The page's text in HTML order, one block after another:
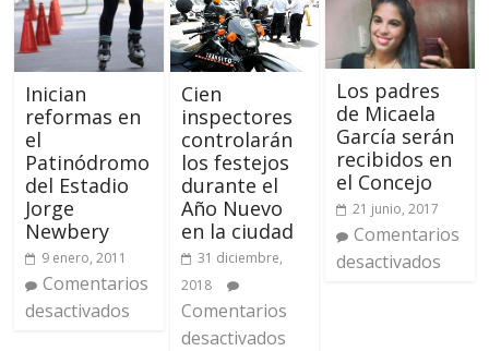
Inician
reformas en
el
Patinódromo
del Estadio
Jorge
Newbery
9 enero, 2011
Comentarios
desactivados
Cien
inspectores
controlarán
los festejos
durante el
Año Nuevo
en la ciudad
31 diciembre,
2018
Comentarios
desactivados
Los padres
de Micaela
García serán
recibidos en
el Concejo
21 junio, 2017
Comentarios
desactivados